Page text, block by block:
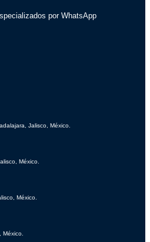
por WhatsApp
Jalisco, México.
México.
México.
México.